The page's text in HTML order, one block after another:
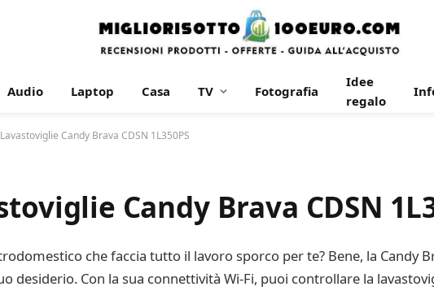
Audio Laptop Casa TV Fotografia
Idee
regalo
Candy Brava CDSN 1L350PS
Candy Brava CDSN
che faccia tutto il lavoro sporco per te? Bene, la Candy
desiderio. Con la sua connettività Wi-Fi, puoi controllare la